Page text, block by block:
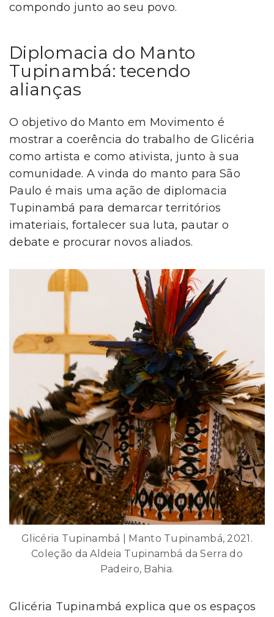
compondo junto ao seu povo.
Diplomacia do Manto
Tupinambá: tecendo
alianças
O objetivo do Manto em Movimento é
mostrar a coerência do trabalho de Glicéria
como artista e como ativista, junto à sua
comunidade. A vinda do manto para São
Paulo é mais uma ação de diplomacia
Tupinambá para demarcar territórios
imateriais, fortalecer sua luta, pautar o
debate e procurar novos aliados.
Glicéria Tupinambá | Manto Tupinambá, 2021.
Coleção da Aldeia Tupinambá da Serra do
Padeiro, Bahia.
Glicéria Tupinambá explica que os espaços